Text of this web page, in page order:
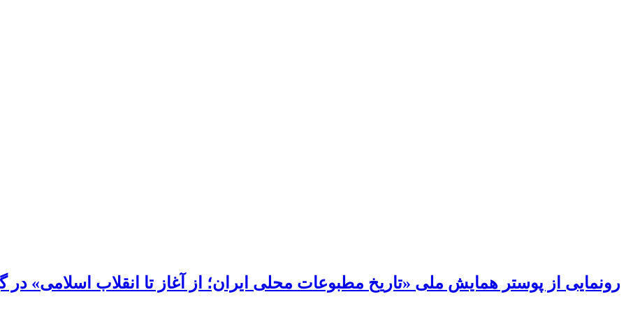
رونمایی از پوستر همایش ملی «تاریخ مطبوعات محلی ایران؛ از آغاز تا انقلاب اسلامی» در